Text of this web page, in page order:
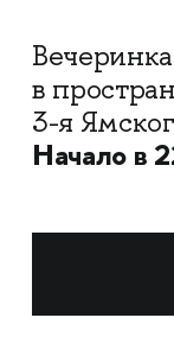
в
3-я
Начало в